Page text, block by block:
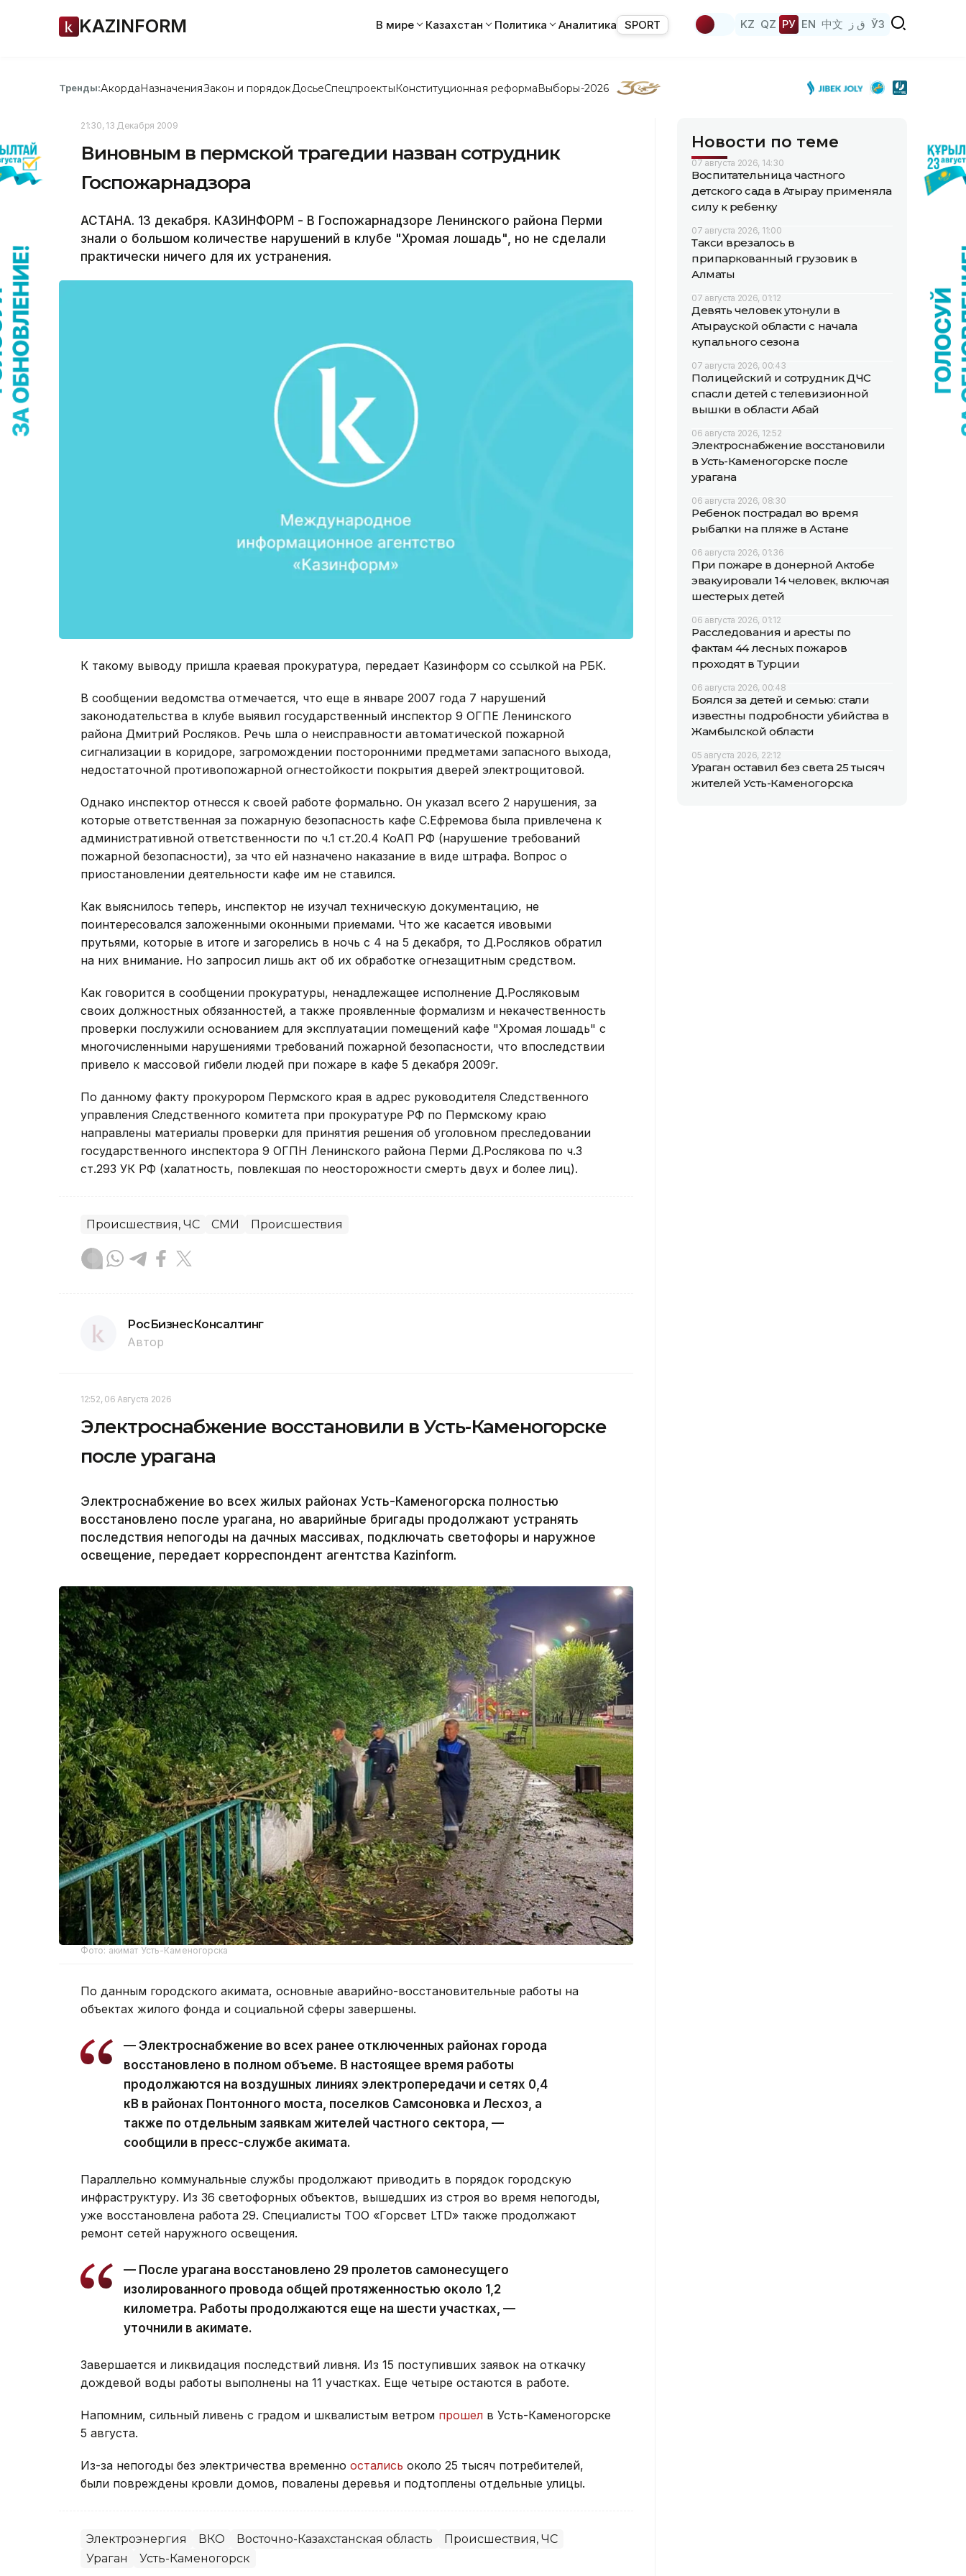
KAZINFORM В мире Казахстан Политика Аналитика SPORT KZ QZ РУ EN 中文 ق ز ЎЗ
Тренды:АкордаНазначенияЗакон и порядок ДосьеСпецпроектыКонституционная реформаВыборы-2026
21:30, 13 Декабря 2009
Виновным в пермской трагедии назван сотрудник
Госпожарнадзора
АСТАНА. 13 декабря. КАЗИНФОРМ - В Госпожарнадзоре Ленинского района Перми
знали о большом количестве нарушений в клубе "Хромая лошадь", но не сделали
практически ничего для их устранения.
К такому выводу пришла краевая прокуратура, передает Казинформ со ссылкой на РБК.
В сообщении ведомства отмечается, что еще в январе 2007 года 7 нарушений
законодательства в клубе выявил государственный инспектор 9 ОГПЕ Ленинского
района Дмитрий Росляков. Речь шла о неисправности автоматической пожарной
сигнализации в коридоре, загромождении посторонними предметами запасного выхода,
недостаточной противопожарной огнестойкости покрытия дверей электрощитовой.
Однако инспектор отнесся к своей работе формально. Он указал всего 2 нарушения, за
которые ответственная за пожарную безопасность кафе С.Ефремова была привлечена к
административной ответственности по ч.1 ст.20.4 КоАП РФ (нарушение требований
пожарной безопасности), за что ей назначено наказание в виде штрафа. Вопрос о
приостановлении деятельности кафе им не ставился.
Как выяснилось теперь, инспектор не изучал техническую документацию, не
поинтересовался заложенными оконными приемами. Что же касается ивовыми
прутьями, которые в итоге и загорелись в ночь с 4 на 5 декабря, то Д.Росляков обратил
на них внимание. Но запросил лишь акт об их обработке огнезащитным средством.
Как говорится в сообщении прокуратуры, ненадлежащее исполнение Д.Росляковым
своих должностных обязанностей, а также проявленные формализм и некачественность
проверки послужили основанием для эксплуатации помещений кафе "Хромая лошадь" с
многочисленными нарушениями требований пожарной безопасности, что впоследствии
привело к массовой гибели людей при пожаре в кафе 5 декабря 2009г.
По данному факту прокурором Пермского края в адрес руководителя Следственного
управления Следственного комитета при прокуратуре РФ по Пермскому краю
направлены материалы проверки для принятия решения об уголовном преследовании
государственного инспектора 9 ОГПН Ленинского района Перми Д.Рослякова по ч.3
ст.293 УК РФ (халатность, повлекшая по неосторожности смерть двух и более лиц).
Происшествия, ЧС СМИ Происшествия
РосБизнесКонсалтинг
Автор
12:52, 06 Августа 2026
Электроснабжение восстановили в Усть-Каменогорске
после урагана
Электроснабжение во всех жилых районах Усть-Каменогорска полностью
восстановлено после урагана, но аварийные бригады продолжают устранять
последствия непогоды на дачных массивах, подключать светофоры и наружное
освещение, передает корреспондент агентства Kazinform.
Фото: акимат Усть-Каменогорска
По данным городского акимата, основные аварийно-восстановительные работы на
объектах жилого фонда и социальной сферы завершены.
— Электроснабжение во всех ранее отключенных районах города
восстановлено в полном объеме. В настоящее время работы
продолжаются на воздушных линиях электропередачи и сетях 0,4
кВ в районах Понтонного моста, поселков Самсоновка и Лесхоз, а
также по отдельным заявкам жителей частного сектора, —
сообщили в пресс-службе акимата.
Параллельно коммунальные службы продолжают приводить в порядок городскую
инфраструктуру. Из 36 светофорных объектов, вышедших из строя во время непогоды,
уже восстановлена работа 29. Специалисты ТОО «Горсвет LTD» также продолжают
ремонт сетей наружного освещения.
— После урагана восстановлено 29 пролетов самонесущего
изолированного провода общей протяженностью около 1,2
километра. Работы продолжаются еще на шести участках, —
уточнили в акимате.
Завершается и ликвидация последствий ливня. Из 15 поступивших заявок на откачку
дождевой воды работы выполнены на 11 участках. Еще четыре остаются в работе.
Напомним, сильный ливень с градом и шквалистым ветром прошел в Усть-Каменогорске
5 августа.
Из-за непогоды без электричества временно остались около 25 тысяч потребителей,
были повреждены кровли домов, повалены деревья и подтоплены отдельные улицы.
Электроэнергия ВКО Восточно-Казахстанская область
Происшествия, ЧС
Ураган
Усть-Каменогорск
Новости по теме
07 августа 2026, 14:30
Воспитательница частного
детского сада в Атырау применяла
силу к ребенку
07 августа 2026, 11:00
Такси врезалось в
припаркованный грузовик в
Алматы
07 августа 2026, 01:12
Девять человек утонули в
Атырауской области с начала
купального сезона
07 августа 2026, 00:43
Полицейский и сотрудник ДЧС
спасли детей с телевизионной
вышки в области Абай
06 августа 2026, 12:52
Электроснабжение восстановили
в Усть-Каменогорске после
урагана
06 августа 2026, 08:30
Ребенок пострадал во время
рыбалки на пляже в Астане
06 августа 2026, 01:36
При пожаре в донерной Актобе
эвакуировали 14 человек, включая
шестерых детей
06 августа 2026, 01:12
Расследования и аресты по
фактам 44 лесных пожаров
проходят в Турции
06 августа 2026, 00:48
Боялся за детей и семью: стали
известны подробности убийства в
Жамбылской области
05 августа 2026, 22:12
Ураган оставил без света 25 тысяч
жителей Усть-Каменогорска